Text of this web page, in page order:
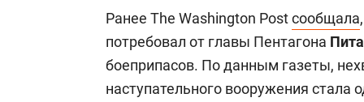
Ранее The Washington Postсообщала
потребовал от главы Пентагона
боеприпасов. По данным газеты,
наступательного вооружения стала